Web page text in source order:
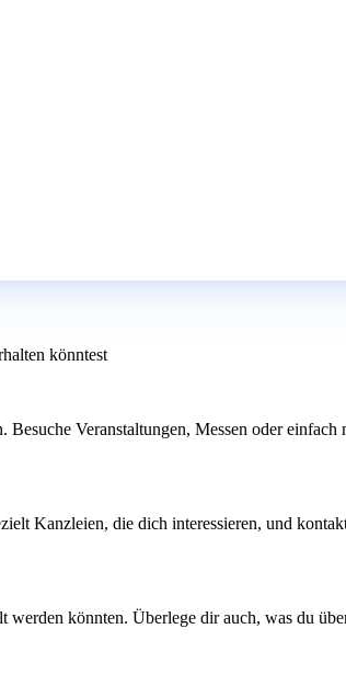
könntest
Veranstaltungen, Messen oder
Kanzleien, die dich interessieren, und
könnten. Überlege dir auch, was du